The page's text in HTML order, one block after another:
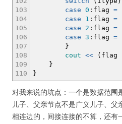
103
104
105
106
107
108
109
110
case 0 : flag =
case
1 : flag =
case
2 : flag =
case 3 : flag =
}
cout << ( flag
}
}
对我来说的坑点：一个是数据范围
儿子、父亲节点不是广义儿子、
相连边的，间接连接的不算，还有